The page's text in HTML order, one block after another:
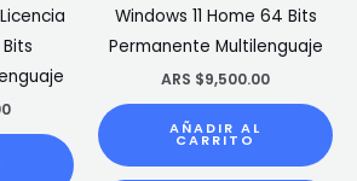
Windows 11 Home 64 Bits
Permanente Multilenguaje
ARS $9,500.00
AÑADIR AL
CARRITO